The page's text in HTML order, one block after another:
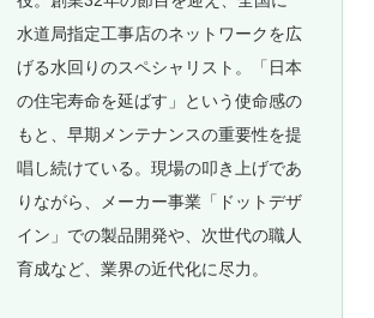
水道局指定工事店のネットワークを広
げる水回りのスペシャリスト。「日本
の住宅寿命を延ばす」という使命感の
もと、早期メンテナンスの重要性を提
唱し続けている。現場の叩き上げであ
りながら、メーカー事業「ドットデザ
イン」での製品開発や、次世代の職人
育成など、業界の近代化に尽力。